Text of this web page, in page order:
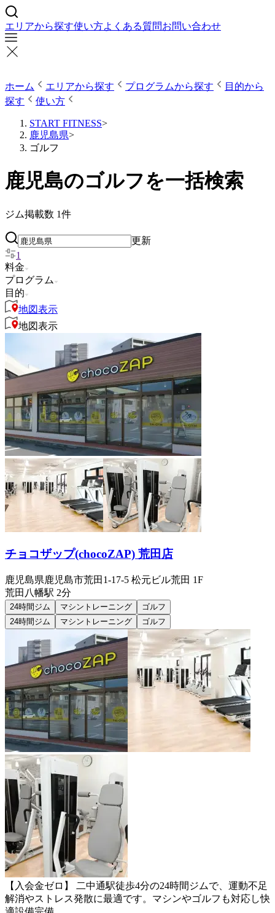
エリアから探す使い方よくある質問お問い合わせ
ホーム エリアから探す プログラムから探す
目的から
探す
使い方
START FITNESS>
鹿児島県>
ゴルフ
鹿児島のゴルフを一括検索
ジム掲載数 1件
更新
1
料金
プログラム
目的
地図表示
地図表示
チョコザップ(chocoZAP) 荒田店
鹿児島県鹿児島市荒田1-17-5 松元ビル荒田 1F
荒田八幡駅 2分
24時間ジム マシントレーニング
ゴルフ
24時間ジム
マシントレーニング ゴルフ
【入会金ゼロ】 二中通駅徒歩4分の24時間ジムで、運動不足
解消やストレス発散に最適です。マシンやゴルフも対応し快